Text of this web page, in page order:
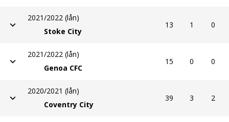
2021/2022 (lån)
Stoke City
13 1 0
2021/2022 (lån)
Genoa CFC
15 0 0
2020/2021 (lån)
Coventry City
39 3 2